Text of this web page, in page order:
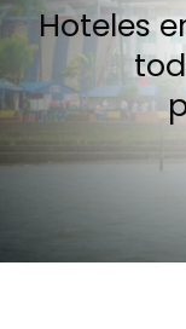
Hoteles